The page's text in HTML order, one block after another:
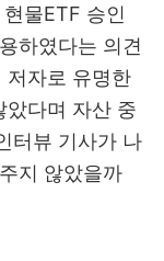
물ETF 승인
하였다는 의견
저자로 유명한
았다며 자산 중
터뷰 기사가 나
지 않았을까